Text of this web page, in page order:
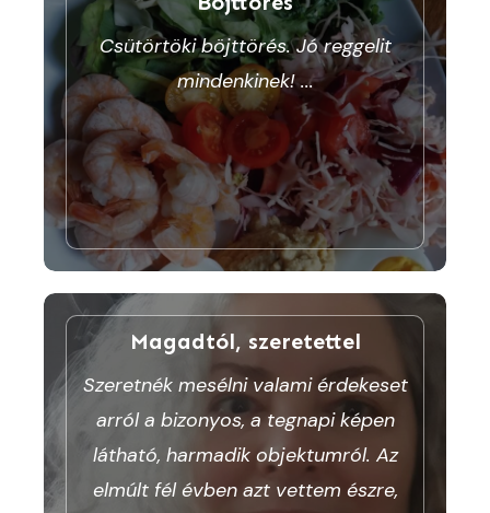
Csütörtöki böjttörés. Jó reggelit
mindenkinek!...
Magadtól, szeretettel
Szeretnék mesélni valami érdekeset
arról a bizonyos, a tegnapi képen
látható, harmadik objektumról. Az
elmúlt fél évben azt vettem észre,